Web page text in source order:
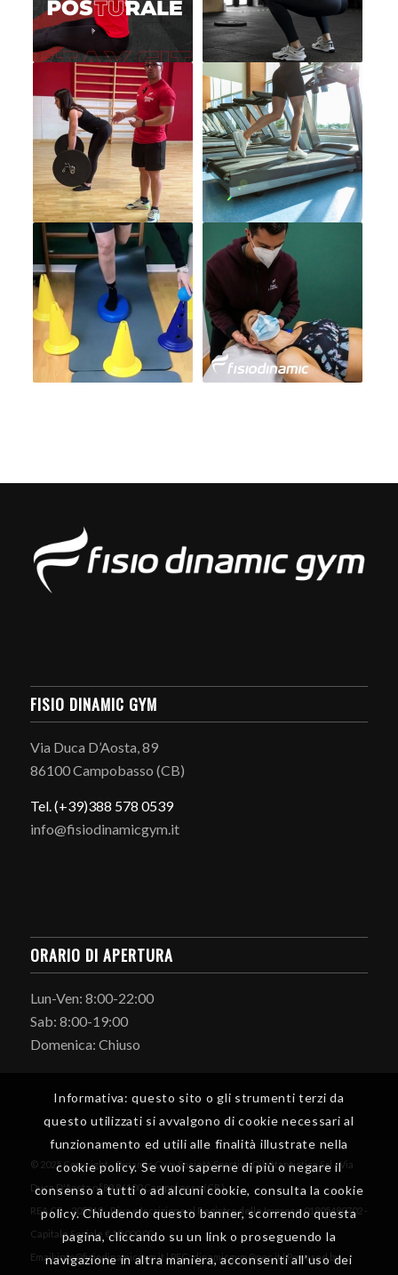
FISIO DINAMIC GYM
Via Duca D’Aosta, 89
86100 Campobasso (CB)
Tel. (+39)388 578 0539
info@fisiodinamicgym.it
ORARIO DI APERTURA
Lun-Ven: 8:00-22:00
Sab: 8:00-19:00
Domenica: Chiuso
© 2025 Copyright - Dinamic Gym Società Sportiva Dilettantistica Srl - Via
Duca D'Aosta n°89 86100 Campobasso (CB)
REA CB - 205919 - P iva e Iscrizione al Registro delle Imprese 01805480702 -
Capitale Sociale € 10.000,00
Email:info@fisiodinamicgym.it | PEC: dinamicgym@pec.it | Powered by
Informativa: questo sito o gli strumenti terzi da
questo utilizzati si avvalgono di cookie necessari al
funzionamento ed utili alle finalità illustrate nella
cookie policy. Se vuoi saperne di più o negare il
consenso a tutti o ad alcuni cookie, consulta la cookie
policy. Chiudendo questo banner, scorrendo questa
pagina, cliccando su un link o proseguendo la
navigazione in altra maniera, acconsenti all’uso dei